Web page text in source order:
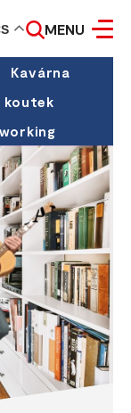
MENU
Kavárna
koutek